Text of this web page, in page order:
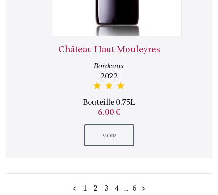
Château Haut Mouleyres
Bordeaux
2022
Bouteille 0.75L
6.00 €
VOIR
< 1 2 3 4 ... 6 >